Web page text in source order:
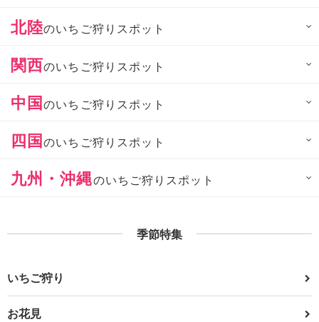
北陸のいちご狩りスポット
関西のいちご狩りスポット
中国のいちご狩りスポット
四国のいちご狩りスポット
九州・沖縄のいちご狩りスポット
季節特集
いちご狩り
お花見